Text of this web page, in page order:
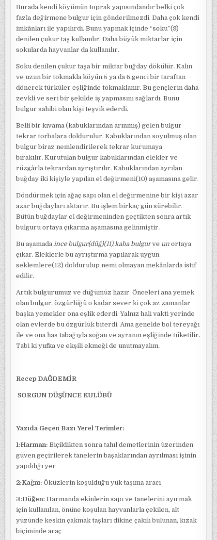
Burada kendi köyümün toprak yapısındandır belki çok
fazla değirmene bulgur için gönderilmezdi. Daha çok kendi
imkânları ile yapılırdı. Bunu yapmak içinde “soku”(9)
denilen çukur taş kullanılır. Daha büyük miktarlar için
sokularda hayvanlar da kullanılır.
Soku denilen çukur taşa bir miktar buğday dökülür. Kalın
ve uzun bir tokmakla köyün 5 ya da 6 genci bir taraftan
dönerek türküler eşliğinde tokmaklanır. Bu gençlerin daha
zevkli ve seri bir şekilde iş yapmasını sağlardı. Bunu
bulgur sahibi olan kişi teşvik ederdi.
Belli bir kıvama (kabuklarından arınmış) gelen bulgur
tekrar torbalara doldurulur. Kabuklarından soyulmuş olan
bulgur biraz nemlendirilerek tekrar kurumaya
bırakılır. Kurutulan bulgur kabuklarından elekler ve
rüzgârla tekrardan ayrıştırılır. Kabuklarından ayrılan
buğday iki kişiyle yapılan el değirmeni(10) aşamasına gelir.
Döndürmek için ağaç sapı olan el değirmenine bir kişi azar
azar buğdayları aktarır. Bu işlem birkaç gün sürebilir.
Bütün buğdaylar el değirmeninden geçtikten sonra artık
bulguru ortaya çıkarma aşamasına gelinmiştir.
Bu aşamadaince bulgur(düğ)(11),kaba bulgurve un ortaya
çıkar. Eleklerle bu ayrıştırma yapılarak uygun
seklemlere(12) doldurulup nemi olmayan mekânlarda istif
edilir.
Artık bulgurumuz ve düğümüz hazır. Önceleri ana yemek
olan bulgur, özgürlüğü o kadar sever ki çok az zamanlar
başka yemekler ona eşlik ederdi. Yalnız hali vakti yerinde
olan evlerde bu özgürlük biterdi. Ama genelde bol tereyağı
ile ve ona has tabağıyla soğan ve ayranın eşliğinde tüketilir.
Tabi ki yufka ve ekşili ekmeği de unutmayalım.
Recep DAĞDEMİR
SORGUN DÜŞÜNCE KULÜBÜ
Yazıda Geçen Bazı Yerel Terimler:
1:Harman:Biçildikten sonra tahıl demetlerinin üzerinden
güven geçirilerek tanelerin başaklarından ayrılması işinin
yapıldığı yer
2:Kağnı: Öküzlerin koşulduğu yük taşıma aracı
3:Düğen: Harmanda ekinlerin sapı ve tanelerini ayırmak
için kullanılan, önüne koşulan hayvanlarla çekilen, alt
yüzünde keskin çakmak taşları dikine çakılı bulunan, kızak
biçiminde araç